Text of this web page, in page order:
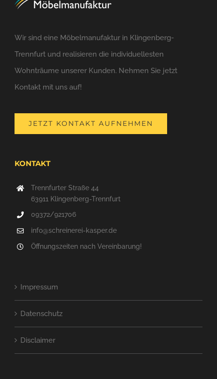
Wir sind eine Möbelmanufaktur in Klingenberg-
Trennfurt und realisieren die individuellesten
Wohnträume unserer Kunden. Nehmen Sie jetzt
Kontakt mit uns auf!
JETZT KONTAKT AUFNEHMEN
KONTAKT
Trennfurter Straße 44
63911 Klingenberg-Trennfurt
09372/921706
info@schreinerei-kasper.de
Öffnungszeiten nach Vereinbarung!
Impressum
Datenschutz
Disclaimer